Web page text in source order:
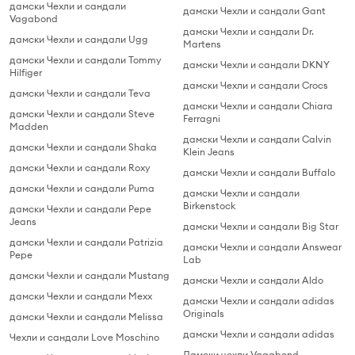
дамски Чехли и сандали
Vagabond
дамски Чехли и сандали Ugg
дамски Чехли и сандали Tommy
Hilfiger
дамски Чехли и сандали Teva
дамски Чехли и сандали Steve
Madden
дамски Чехли и сандали Shaka
дамски Чехли и сандали Roxy
дамски Чехли и сандали Puma
дамски Чехли и сандали Pepe
Jeans
дамски Чехли и сандали Patrizia
Pepe
дамски Чехли и сандали Mustang
дамски Чехли и сандали Mexx
дамски Чехли и сандали Melissa
Чехли и сандали Love Moschino
дамски Чехли и сандали Gant
дамски Чехли и сандали Dr.
Martens
дамски Чехли и сандали DKNY
дамски Чехли и сандали Crocs
дамски Чехли и сандали Chiara
Ferragni
дамски Чехли и сандали Calvin
Klein Jeans
дамски Чехли и сандали Buffalo
дамски Чехли и сандали
Birkenstock
дамски Чехли и сандали Big Star
дамски Чехли и сандали Answear
Lab
дамски Чехли и сандали Aldo
дамски Чехли и сандали adidas
Originals
дамски Чехли и сандали adidas